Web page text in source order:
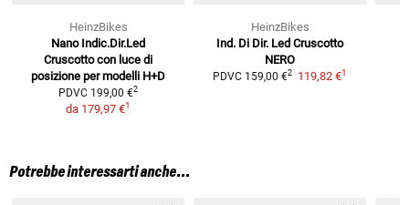
HeinzBikes
Nano Indic.Dir.Led
Cruscotto con luce di
posizione per modelli H+D
PDVC 199,00 €2
da 179,97 €1
HeinzBikes
Ind. Di Dir. Led Cruscotto
NERO
PDVC 159,00 €2 119,82 €1
Potrebbe interessarti anche...